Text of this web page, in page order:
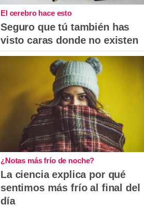
El cerebro hace esto
Seguro que tú también has
visto caras donde no existen
¿Notas más frío de noche?
La ciencia explica por qué
sentimos más frío al final del
día